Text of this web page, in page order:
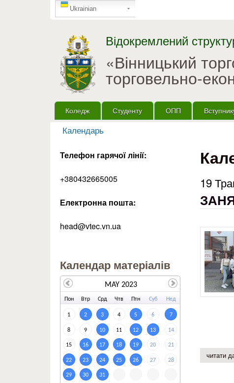
GTranslate
Ukrainian
Відокремлений
«Вінницький
торговельно-
Головне меню
Коледж Студенту ОПП
Ви є тут
Календарь
19
читати
Телефон гарячої лінії:
+380432665005
Електронна пошта:
head@vtec.vn.ua
Календар матеріалів
Пон Втр Срд Чтв Птн Суб Нед
1 2 3 4 5 6 7
8 9 10 11 12 13 14
15 16 17 18 19 20 21
22 23 24 25 26 27 28
29 30 31
MAY 2023